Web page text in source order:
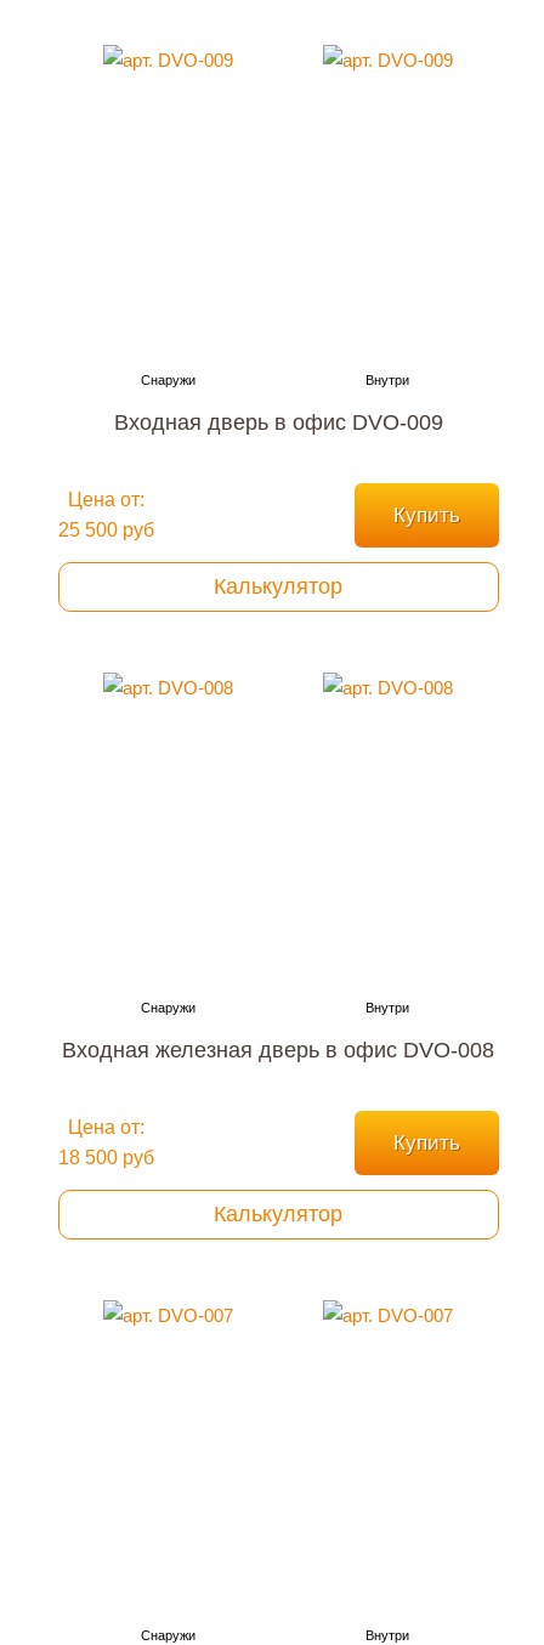
Входная дверь в офис DVO-009
Цена от:
25 500 руб
Купить
Калькулятор
Входная железная дверь в офис DVO-008
Цена от:
18 500 руб
Купить
Калькулятор